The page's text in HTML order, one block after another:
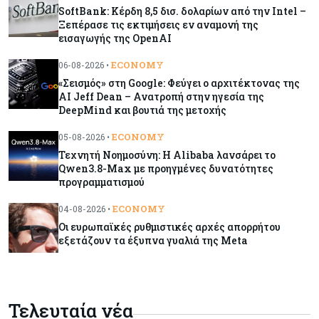
Κόσμος 08-08-2026
Γιατί οι κεντρικές τράπεζες αφήνουν τις αγορές
να «παίξουν μπάλα»
Κόσμος 08-08-2026
Ποιες χώρες έχουν τα περισσότερα ρομπότ
Κόσμος 08-08-2026
Κρίσιμες πρώτες ύλες: Ο ευρωπαϊκός χάρτης
Κόσμος
SoftBank: Κέρδη 8,5 δισ. δολαρίων από την Intel –
Ξεπέρασε τις εκτιμήσεις εν αναμονή της
εισαγωγής της OpenAI
06-08-2026 • ECONOMY
«Σεισμός» στη Google: Φεύγει ο αρχιτέκτονας της
AI Jeff Dean – Ανατροπή στην ηγεσία της
DeepMind και βουτιά της μετοχής
05-08-2026 • ECONOMY
Τεχνητή Νοημοσύνη: Η Alibaba λανσάρει το
Qwen3.8-Max με προηγμένες δυνατότητες
προγραμματισμού
04-08-2026 • ECONOMY
Οι ευρωπαϊκές ρυθμιστικές αρχές απορρήτου
εξετάζουν τα έξυπνα γυαλιά της Meta
Τελευταία νέα